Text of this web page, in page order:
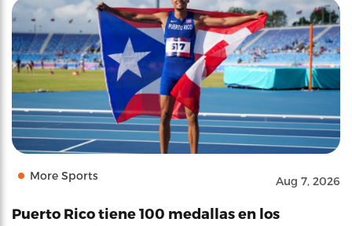
More Sports Aug 7, 2026
Puerto Rico tiene 100 medallas en los